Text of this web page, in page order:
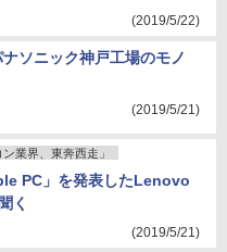
(2019/5/22)
ソニック神戸工場のモノ
(2019/5/21)
業界、東奔西走」
PC」を発表したLenovo
く
(2019/5/21)